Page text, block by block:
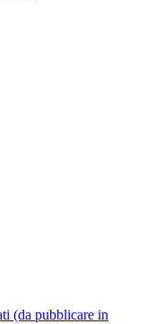
(da pubblicare in